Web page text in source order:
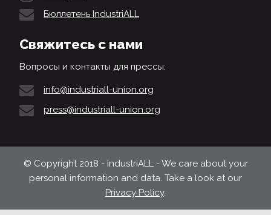
Бюллетень IndustriALL
Свяжитесь с нами
Вопросы и контакты для прессы:
info@industriall-union.org
press@industriall-union.org
© Copyright 2018 - IndustriALL - We care about your
personal information and data. Take a look at our
Privacy Policy.